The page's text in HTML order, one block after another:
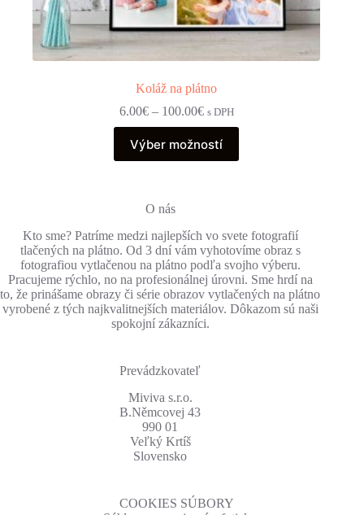
Koláž na plátno
6.00€ – 100.00€Price
range:
6.00€
s DPH
Výber možností
produkt
má
Možnosti
môžete
vybrať
na
stránke
produktu.
O nás
Kto sme? Patríme medzi najlepších vo svete fotografií
tlačených na plátno. Od 3 dní vám vyhotovíme obraz s
fotografiou vytlačenou na plátno podľa svojho výberu.
Pracujeme rýchlo, no na profesionálnej úrovni. Sme hrdí na
to, že prinášame obrazy či série obrazov vytlačených na plátno
vyrobené z tých najkvalitnejších materiálov. Dôkazom sú naši
spokojní zákazníci.
Prevádzkovateľ
Miviva s.r.o.
B.Němcovej 43
990 01
Veľký Krtíš
Slovensko
COOKIES SÚBORY